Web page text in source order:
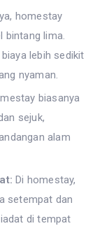
homestay
bintang lima.
lebih sedikit
nyaman.
biasanya
sejuk,
alam
Di homestay,
setempat dan
di tempat